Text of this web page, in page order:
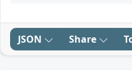
JSON Share